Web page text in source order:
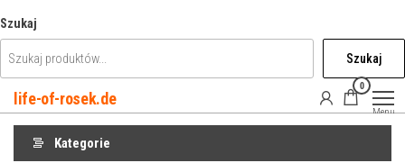
do
treści
Szukaj
Szukaj
life-of-rosek.de
0
Menu
Kategorie